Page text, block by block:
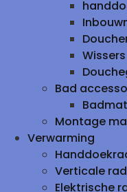
Wissers
Bad
Badmat
Montage
Verwarming
Verticale
Elektrische